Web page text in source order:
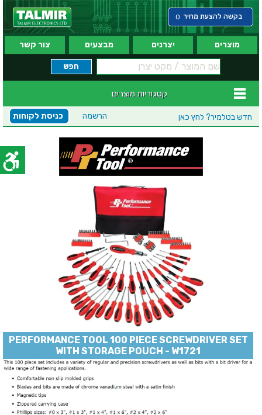
בקשה להצעת מחיר 0
מוצרים יצרנים מבצעים צור קשר
קטגוריות מוצרים
חדש בטלמיר? לחץ כאן כניסת לקוחות הרשמה
PERFORMANCE TOOL 100 PIECE SCREWDRIVER SET
WITH STORAGE POUCH - W1721